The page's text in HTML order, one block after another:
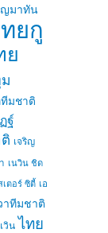
มาทัน
ยกู
ย
มชาติ
ฐ์
เจริญ
เนวิน ชิด
เตอร์ ซิตี้ เอ
ทีมชาติ
วิน ไทย